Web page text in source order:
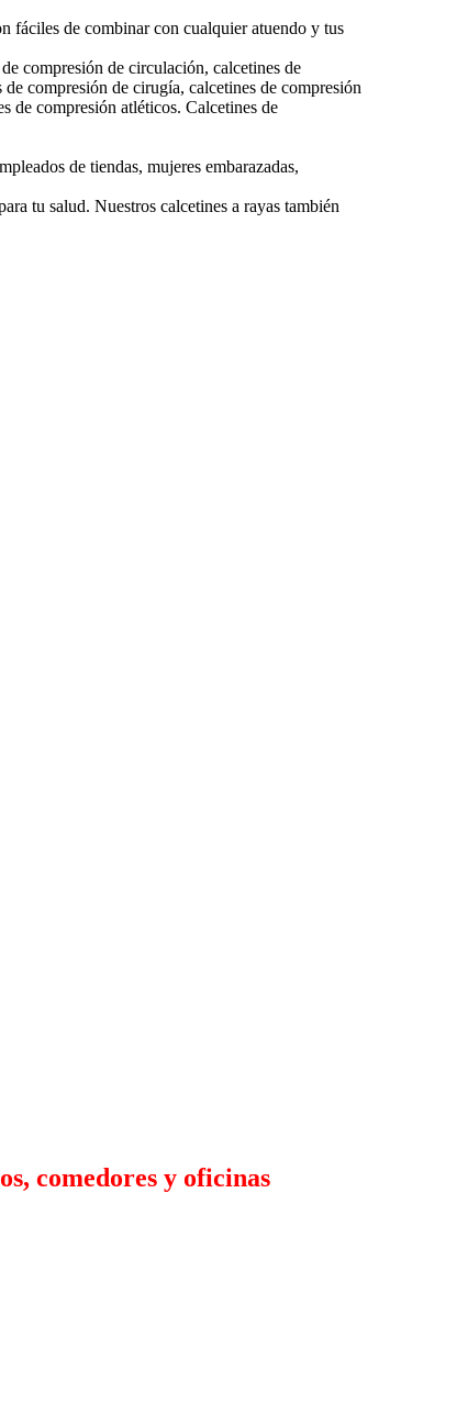
fáciles de combinar con cualquier atuendo y tus
compresión de circulación, calcetines de
compresión de cirugía, calcetines de compresión
de compresión atléticos. Calcetines de
de tiendas, mujeres embarazadas,
tu salud. Nuestros calcetines a rayas también
comedores y oficinas